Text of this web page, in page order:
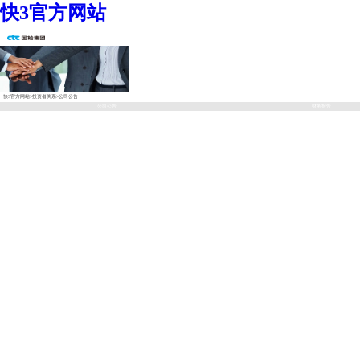
快3官方网站
快3官方网站>投资者关系>公司公告